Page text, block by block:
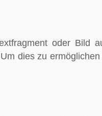
oder Bild
dies zu ermöglichen